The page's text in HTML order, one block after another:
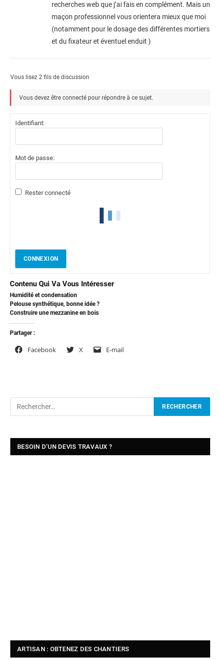
recherches web que j’ai fais en complément. Mais un
maçon professionnel vous orientera mieux que moi
(notamment pour le dosage des différentes mortiers
et du fixateur et éventuel enduit )
Vous lisez 2 fils de discussion
Vous devez être connecté pour répondre à ce sujet.
Identifiant:
Mot de passe:
Rester connecté
CONNEXION
Contenu Qui Va Vous Intéresser
Humidité et condensation
Pelouse synthétique, bonne idée ?
Construire une mezzanine en bois
Partager :
Facebook X E-mail
BESOIN D’UN DEVIS TRAVAUX ?
ARTISAN : OBTENEZ DES CHANTIERS